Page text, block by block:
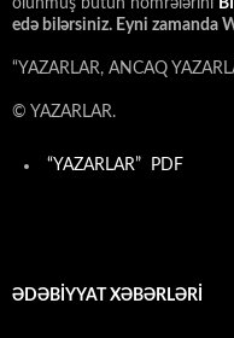
olunmuş bütün nömrələrini
edə bilərsiniz. Eyni zamanda
“YAZARLAR, ANCAQ
© YAZARLAR.
“YAZARLAR” PDF
ƏDƏBİYYAT XƏBƏRLƏRİ